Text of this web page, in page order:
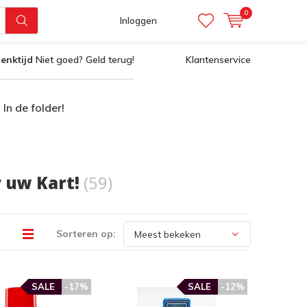
Inloggen
0
Niet goed? Geld terug! Klantenservice
In de folder!
uw Kart! (59)
Sorteren op:
-17%
SALE -12%
SALE